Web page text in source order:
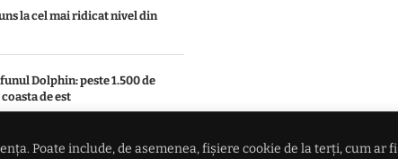
Poate include, de asemenea, fișiere cookie de la terți, cum ar fi
la cel mai ridicat nivel din
Dolphin: peste 1.500 de
de est
pentru înmormântarea tatălui